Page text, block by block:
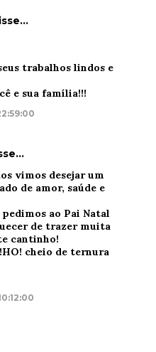
trabalhos lindos e
e sua família!!!
vimos desejar um
de amor, saúde e
ao Pai Natal
de trazer muita
cantinho!
cheio de ternura